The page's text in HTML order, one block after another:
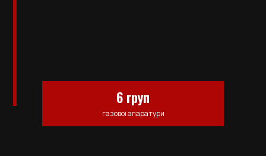
6 груп
газової апаратури